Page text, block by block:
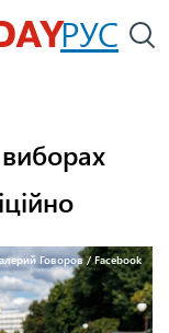
РУС
Говоров / Facebook